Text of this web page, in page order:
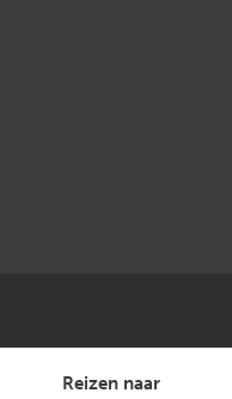
Reizen naar